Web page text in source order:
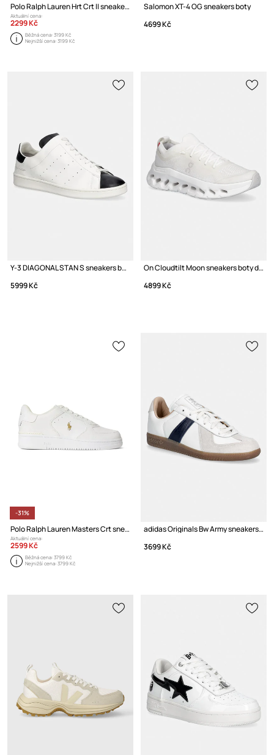
Polo Ralph Lauren Hrt Crt II sneakers boty sportovní kožené
Aktuální cena:
2299 Kč
Běžná cena:3199 Kč
Nejnižší cena:3199 Kč
Salomon XT-4 OG sneakers boty
4699 Kč
Y-3 DIAGONAL STAN S sneakers boty kožené
5999 Kč
On Cloudtilt Moon sneakers boty dámské
4899 Kč
-31%
Polo Ralph Lauren Masters Crt sneakers boty kožené
Aktuální cena:
2599 Kč
Běžná cena:3799 Kč
Nejnižší cena:3799 Kč
adidas Originals Bw Army sneakers boty kožené
3699 Kč